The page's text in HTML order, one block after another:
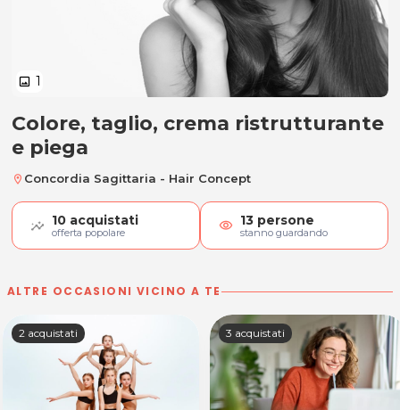
image 1
Colore, taglio, crema
Colore, taglio, crema ristrutturante
e piega
location_on Concordia Sagittaria - Hair Concept
10 acquistati
offerta popolare visibility 13 persone
stanno guardando
ALTRE OCCASIONI VICINO A TE
2 acquistati 3 acquistati